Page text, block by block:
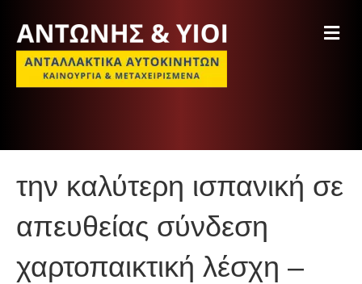
M
e
την καλύτερη ισπανική σε
απευθείας σύνδεση
χαρτοπαικτική λέσχη –